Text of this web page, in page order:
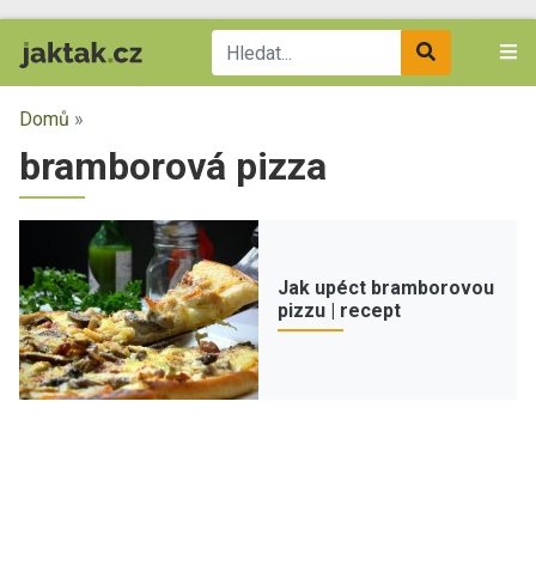
Domů »
bramborová pizza
Jak upéct bramborovou
pizzu | recept